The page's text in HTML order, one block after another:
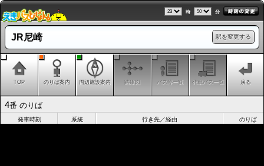
時 分
駅を変更する
JR尼崎
TOP のりば案内 周辺施設案内 路線図 バス停一覧 発車バス一覧 戻る
4番 のりば
発車時刻 系統 行き先／経由 のりば